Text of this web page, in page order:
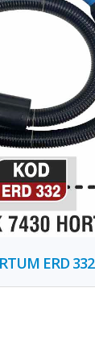
ERD 332